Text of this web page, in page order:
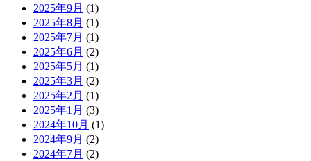
2025年9月 (1)
2025年8月 (1)
2025年7月 (1)
2025年6月 (2)
2025年5月 (1)
2025年3月 (2)
2025年2月 (1)
2025年1月 (3)
2024年10月 (1)
2024年9月 (2)
2024年7月 (2)